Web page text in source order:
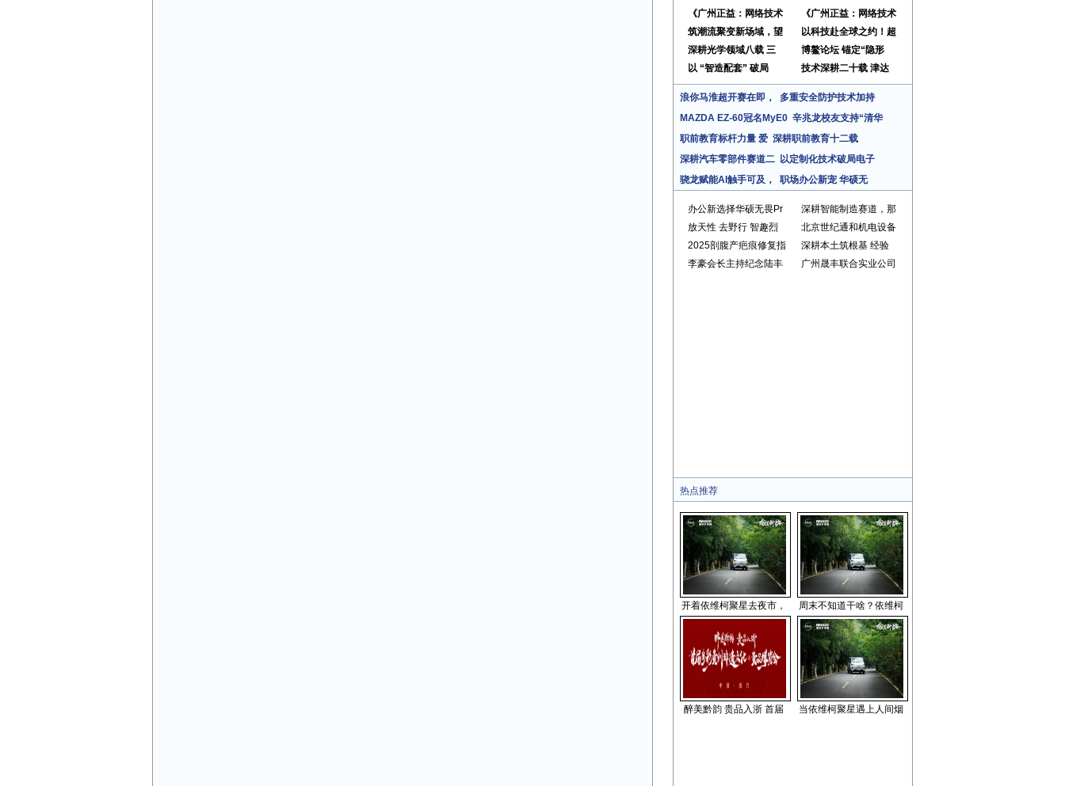
《广州正益：网络技术
《广州正益：网络技术
筑潮流聚变新场域，望
以科技赴全球之约！超
深耕光学领域八载 三
博鳌论坛 锚定“隐形
以 “智造配套” 破局
技术深耕二十载 津达
浪你马淮超开赛在即，
多重安全防护技术加持
MAZDA EZ-60冠名MyE0 辛兆龙校友支持“清华
职前教育标杆力量 爱 深耕职前教育十二载
深耕汽车零部件赛道二 以定制化技术破局电子
骁龙赋能AI触手可及，
职场办公新宠 华硕无
办公新选择华硕无畏Pr
深耕智能制造赛道，那
放天性 去野行 智趣烈
北京世纪通和机电设备
2025剖腹产疤痕修复指
深耕本土筑根基 经验
李豪会长主持纪念陆丰
广州晟丰联合实业公司
热点推荐
开着依维柯聚星去夜市， 周末不知道干啥？依维柯
醉美黔韵 贵品入浙 首届 当依维柯聚星遇上人间烟